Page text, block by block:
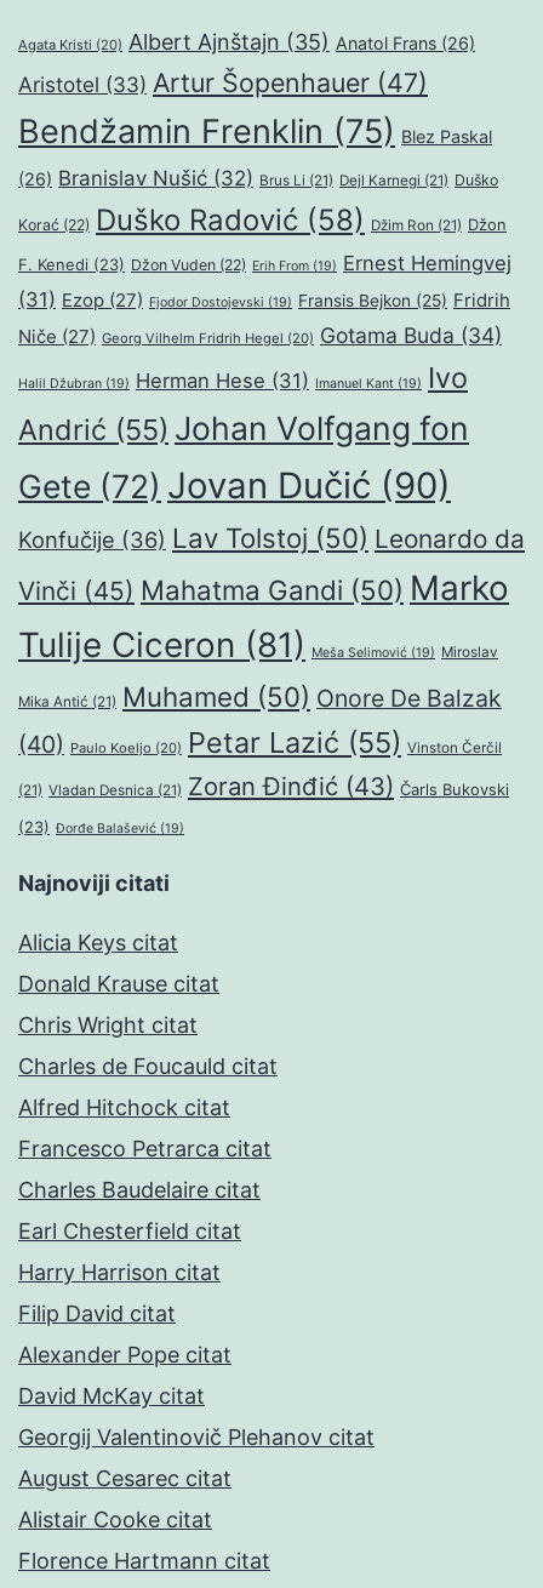
Agata Kristi (20) Albert Ajnštajn (35) Anatol Frans (26)
Aristotel (33) Artur Šopenhauer (47)
Bendžamin Frenklin (75) Blez Paskal
(26) Branislav Nušić (32) Brus Li (21) Dejl Karnegi (21) Duško
Korać (22) Duško Radović (58) Džim Ron (21) Džon
F. Kenedi (23) Džon Vuden (22) Erih From (19) Ernest Hemingvej
(31) Ezop (27) Fjodor Dostojevski (19) Fransis Bejkon (25) Fridrih
Niče (27) Georg Vilhelm Fridrih Hegel (20) Gotama Buda (34)
Halil Džubran (19) Herman Hese (31) Imanuel Kant (19)
Ivo
Andrić (55) Johan Volfgang fon
Gete (72) Jovan Dučić (90)
Konfučije (36) Lav Tolstoj (50) Leonardo da
Vinči (45) Mahatma Gandi (50) Marko
Tulije Ciceron (81) Meša Selimović (19) Miroslav
Mika Antić (21) Muhamed (50) Onore De Balzak
(40) Paulo Koeljo (20) Petar Lazić (55) Vinston Čerčil
(21) Vladan Desnica (21) Zoran Đinđić (43) Čarls Bukovski
(23) Đorđe Balašević (19)
Najnoviji citati
Alicia Keys citat
Donald Krause citat
Chris Wright citat
Charles de Foucauld citat
Alfred Hitchock citat
Francesco Petrarca citat
Charles Baudelaire citat
Earl Chesterfield citat
Harry Harrison citat
Filip David citat
Alexander Pope citat
David McKay citat
Georgij Valentinovič Plehanov citat
August Cesarec citat
Alistair Cooke citat
Florence Hartmann citat